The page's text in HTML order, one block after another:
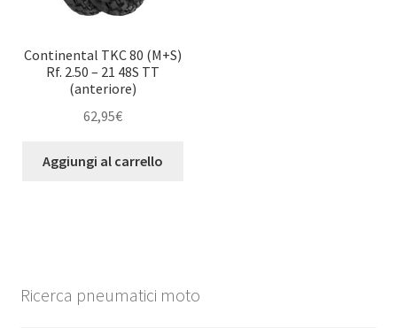
Continental TKC 80 (M+S)
Rf. 2.50 – 21 48S TT
(anteriore)
62,95€
Aggiungi al carrello
Ricerca pneumatici moto